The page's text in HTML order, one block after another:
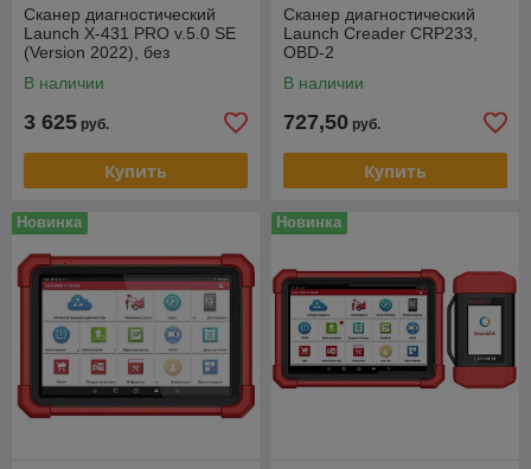
Сканер диагностический
Launch X-431 PRO v.5.0 SE
(Version 2022), без
В наличии
3 625 руб.
Купить
Сканер диагностический
Launch Creader CRP233,
OBD-2
В наличии
727,50 руб.
Купить
Новинка Новинка